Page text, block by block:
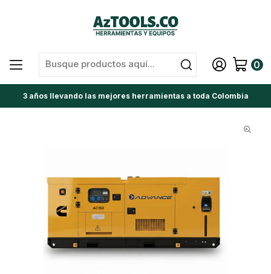
0
3 años llevando las mejores herramientas a toda Colombia